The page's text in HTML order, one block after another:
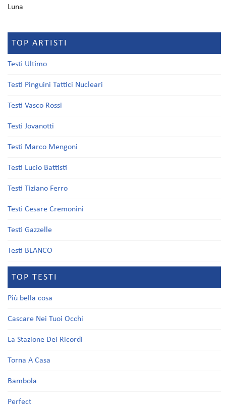
Luna
TOP ARTISTI
Testi Ultimo
Testi Pinguini Tattici Nucleari
Testi Vasco Rossi
Testi Jovanotti
Testi Marco Mengoni
Testi Lucio Battisti
Testi Tiziano Ferro
Testi Cesare Cremonini
Testi Gazzelle
Testi BLANCO
TOP TESTI
Più bella cosa
Cascare Nei Tuoi Occhi
La Stazione Dei Ricordi
Torna A Casa
Bambola
Perfect